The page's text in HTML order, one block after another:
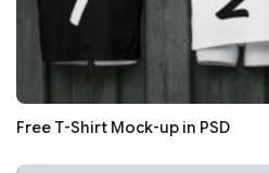
Free T-Shirt Mock-up in PSD